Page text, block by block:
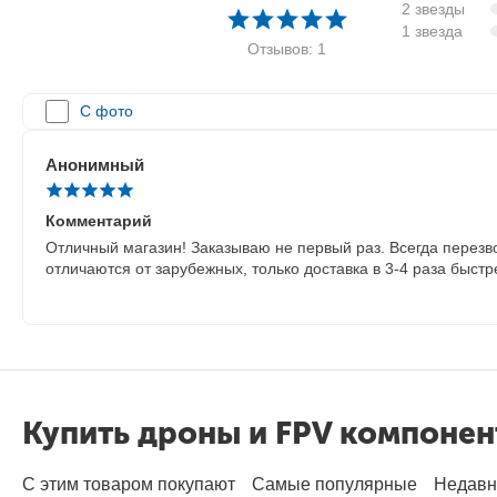
Отзывов: 1
2 звезды
1 звезда
С фото
Анонимный
Комментарий
Отличный магазин! Заказываю не первый раз. Всегда
отличаются от зарубежных, только доставка в 3-4 раза
Купить дроны и FPV
С этим товаром покупают Самые популярные